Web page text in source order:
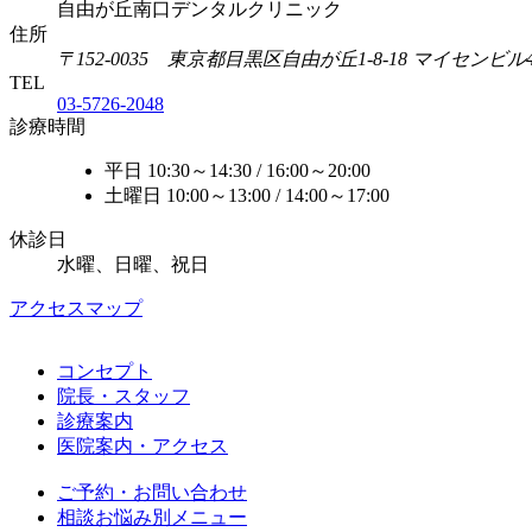
自由が丘南口デンタルクリニック
住所
〒152-0035 東京都目黒区自由が丘1-8-18 マイセンビル
TEL
03-5726-2048
診療時間
平日 10:30～14:30 / 16:00～20:00
土曜日 10:00～13:00 / 14:00～17:00
休診日
水曜、日曜、祝日
アクセスマップ
コンセプト
院長・スタッフ
診療案内
医院案内・アクセス
ご予約・お問い合わせ
相談お悩み別メニュー